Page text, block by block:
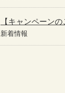
【キャンペーン
新着情報